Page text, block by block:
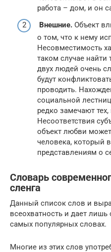
работа – дом, и он
Внешние. Объект
о том, что к нему
Несовместимость
таком случае найти
двух людей очень
будут
проводить.
социальной
редко замечают
Несоответствия
объект любви
человека, который
представлениям о
Словарь
сленга
Данный список слов и
всеохватность и дает
самых популярных словах.
Многие из этих слов